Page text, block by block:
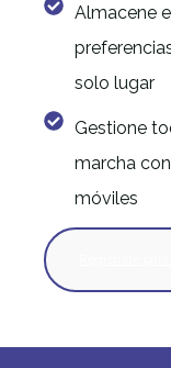
Almacene
solo lugar
Gestione
marcha
móviles